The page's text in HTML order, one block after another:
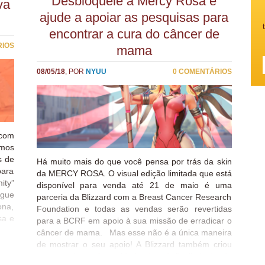
de
e
ajude a apoiar as pesquisas para
encontrar a cura do câncer de
mama
08/05/18, POR NYUU 0 COMENTÁRIOS
Há muito mais do que você pensa por trás da skin
da MERCY ROSA. O visual edição limitada que está
disponível para venda até 21 de maio é uma
parceria da Blizzard com a Breast Cancer Research
Foundation e todas as vendas serão revertidas
para a BCRF em apoio à sua missão de erradicar o
câncer de mama. Mas esse não é a única maneira
de mostrar o seu apoio! A Blizzard também criou